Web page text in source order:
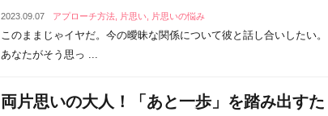
2023.09.07 アプローチ方法 片思い 片思いの悩み
このままじゃイヤだ。今の曖昧な関係について彼と話し合いしたい。
あなたがそう思っ ...
両片思いの大人！「あと一歩」を踏み出すた